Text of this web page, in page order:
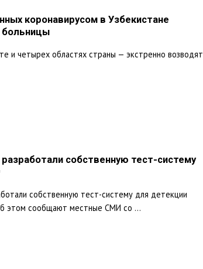
коронавирусом в Узбекистане
больницы
и четырех областях страны — экстренно возводят
собственную тест-систему
собственную тест-систему для детекции
этом сообщают местные СМИ со ...